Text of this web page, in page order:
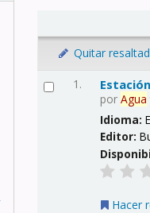
Quitar
1.
porAgua
Idioma:
Editor:
Hacer